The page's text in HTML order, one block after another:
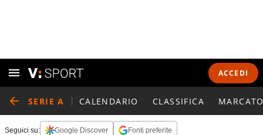
ACCEDI
SERIE A CALENDARIO CLASSIFICA
Seguici su: Google Discover Fonti preferite